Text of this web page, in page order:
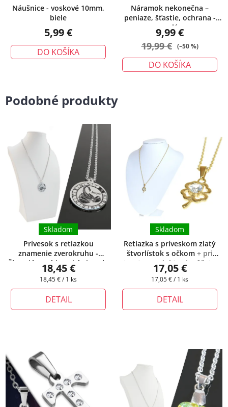
Náušnice - voskové 10mm,
biele
5,99 €
DO KOŠÍKA
Náramok nekonečna –
peniaze, šťastie, ochrana -
malý
9,99 €
19,99 € (–50 %)
DO KOŠÍKA
Podobné produkty
Prívesok s retiazkou
znamenie zverokruhu -
Škorpión z chirurgickej ocele
+ darčeková krabička
zadarmo
Skladom
18,45 €
Jednotková
cena:
18,45 € / 1 ks
DETAIL
Retiazka s príveskom zlatý
štvorlístok s očkom + pri
tomto produkte si môžete
zvoliť dĺžku retiazky
Skladom
17,05 €
Jednotková
cena:
17,05 € / 1 ks
DETAIL